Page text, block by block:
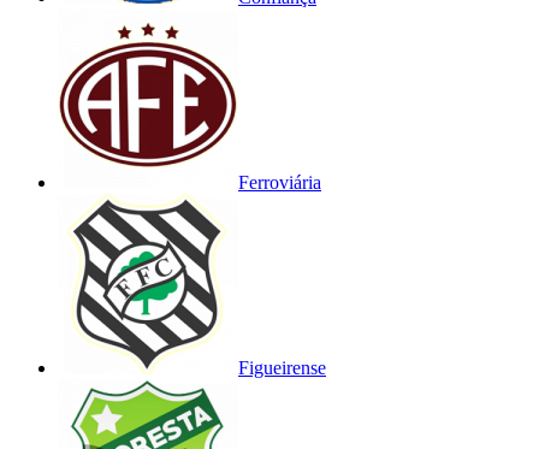
Ferroviária
Figueirense